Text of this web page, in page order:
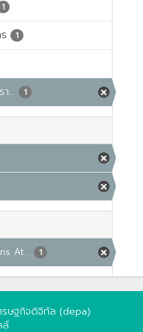
1
1
... 1
At...
1
รษฐกิจดิจิทัล (depa)
ล์